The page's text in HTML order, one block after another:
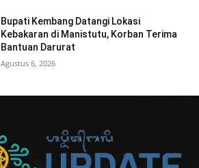
Bupati Kembang Datangi Lokasi
Kebakaran di Manistutu, Korban Terima
Bantuan Darurat
Agustus 6, 2026